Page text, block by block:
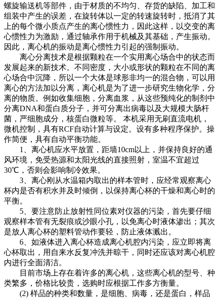
螺旋输送机等部件，由于材质的不均匀、存货的缺陷、加工和
组装中产生的误差，在旋转体以一定的转速旋转时，抵消了其
上的每个微小质点产生的离心惯性力，因此这样，以交变的离
心惯性力为激励，通过轴承作用于机械及其基础，产生振动。
因此，离心机的振动是离心惯性力引起的强制振动。
离心分离技术是根据颗粒在一个实用离心场合中的状态而
发展起来的新技术。不同密度，大小或形状的颗粒在不同的离
心场合中沉降，所以一个大体是球形非均一的混合物，可以用
离心的方法加以分离，离心机是为了进一步研究生物化学，分
离的物质。例如收集细胞，分离血浆，从这些预纯化的制剂中
分离DNA和蛋白质分子，并可分离出病毒以及大规模大肠杆
菌，严细胞成分，核蛋白微粒等。 本机采用无刷直流电机，
微机控制，具有RCF自动计算与设定。设有多种程序保护。操
作简便，具有自动平衡功能。
1、离心机应水平放置，距墙10cm以上，并保持良好的通
风环境，免受热源和太阳光线的直接照射，室温不宜超过
30℃，否则会影响制冷效果。
3、离心刚从水温箱内取出的样本管时，应经常观察离心
杯内是否有积水并及时倾倒，以保持离心杯的干燥和离心时的
平衡。
5、要注意防止放射性同位素对仪器的污染，首先要仔细
观察样本管有无裂痕或沙眼小孔，以免离心时液体渗出；其次
是放人离心杯的塑料管动作要轻，防止液体溅出。
6、如液体进入离心杯造成离心机腔内污染，应立即将离
心杯取出，用自来水反复冲洗并晾干，同时还应该对离心机腔
内进行全面清洁。
目前市场上存在着许多的离心机，这些离心机的型号、种
类繁多，价格比较贵，选购时应根据工作多方衡量。
(2) 样品的种类和数量，是细胞、病毒，还是蛋白，样品